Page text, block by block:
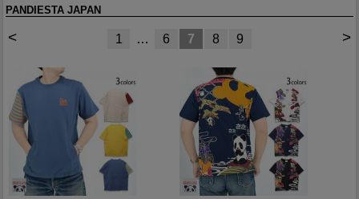
PANDIESTA JAPAN
< >
1 … 6 7 8 9